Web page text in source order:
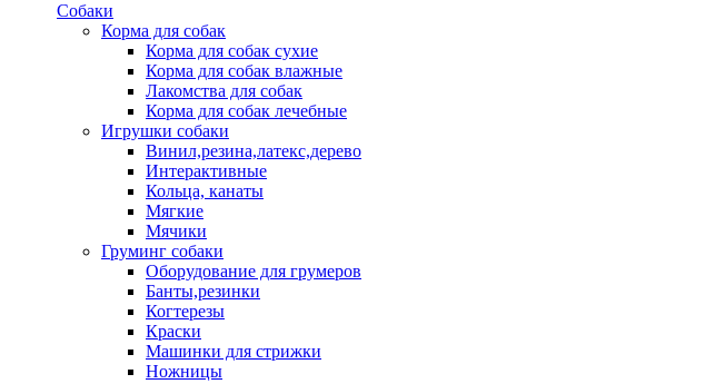
Собаки
Корма для собак
Корма для собак сухие
Корма для собак влажные
Лакомства для собак
Корма для собак лечебные
Игрушки собаки
Винил,резина,латекс,дерево
Интерактивные
Кольца, канаты
Мягкие
Мячики
Груминг собаки
Оборудование для грумеров
Банты,резинки
Когтерезы
Краски
Машинки для стрижки
Ножницы